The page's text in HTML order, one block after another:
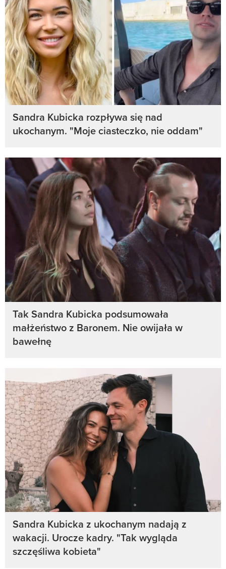
Sandra Kubicka rozpływa się nad
ukochanym. "Moje ciasteczko, nie oddam"
Tak Sandra Kubicka podsumowała
małżeństwo z Baronem. Nie owijała w
bawełnę
Sandra Kubicka z ukochanym nadają z
wakacji. Urocze kadry. "Tak wygląda
szczęśliwa kobieta"